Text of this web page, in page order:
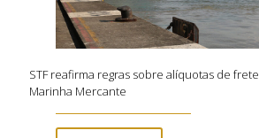
STF reafirma regras sobre alíquotas de
Marinha Mercante